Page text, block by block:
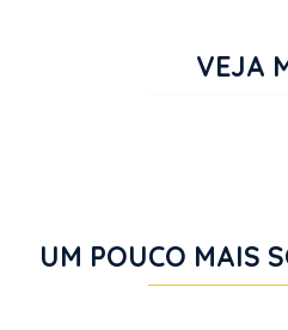
VEJA
UM POUCO MAIS